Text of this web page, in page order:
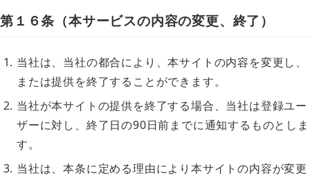
第１６条（本サービスの内容の変更、終了）
当社は、当社の都合により、本サイトの内容を変更し、
または提供を終了することができます。
当社が本サイトの提供を終了する場合、当社は登録ユー
ザーに対し、終了日の90日前までに通知するものとしま
す。
当社は、本条に定める理由により本サイトの内容が変更